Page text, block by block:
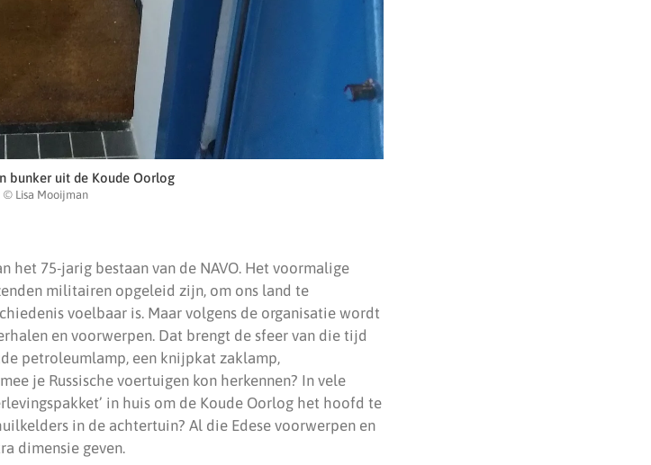
bunker uit de Koude Oorlog
© Lisa Mooijman
het 75-jarig bestaan van de NAVO. Het voormalige
militairen opgeleid zijn, om ons land te
voelbaar is. Maar volgens de organisatie wordt
en voorwerpen. Dat brengt de sfeer van die tijd
petroleumlamp, een knijpkat zaklamp,
je Russische voertuigen kon herkennen? In vele
in huis om de Koude Oorlog het hoofd te
in de achtertuin? Al die Edese voorwerpen en
dimensie geven.